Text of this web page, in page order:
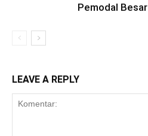
Pemodal Besar
LEAVE A REPLY